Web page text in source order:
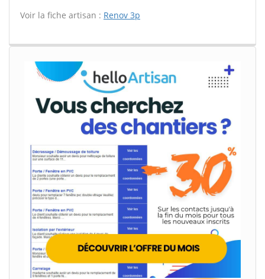
Voir la fiche artisan : Renov 3p